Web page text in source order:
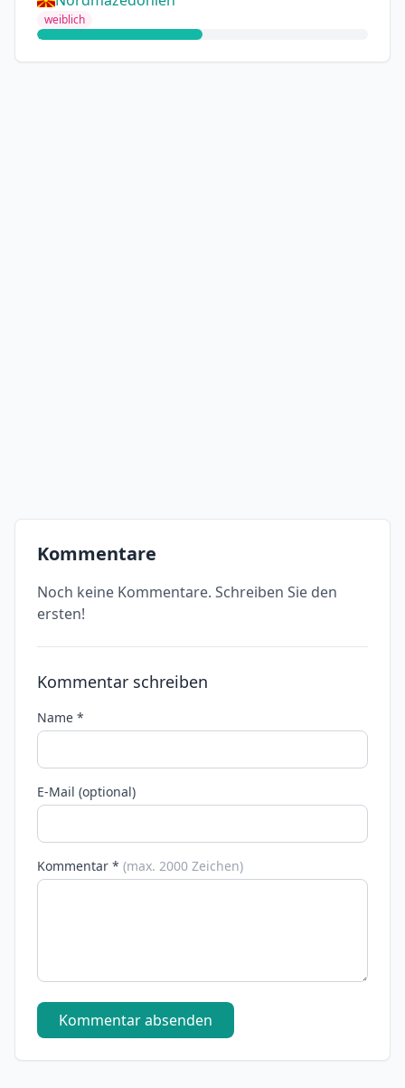
weiblich
Kommentare
Noch keine Kommentare. Schreiben Sie den
ersten!
Kommentar schreiben
Name *
E-Mail (optional)
Kommentar * (max. 2000 Zeichen)
Kommentar absenden